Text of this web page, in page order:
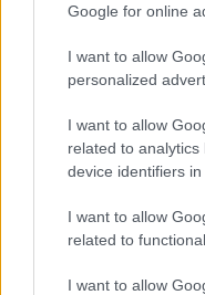
Google for online
I want to allow
personalized
I want to allow
related to
device identifiers in
I want to allow
related to
I want to allow